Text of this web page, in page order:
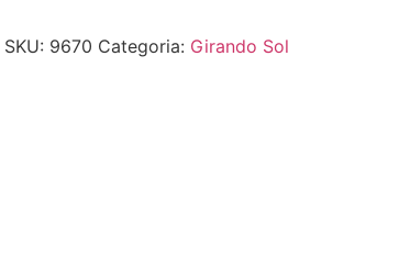
SKU: 9670 Categoria: Girando Sol